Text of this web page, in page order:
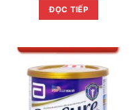
ĐỌC TIẾP